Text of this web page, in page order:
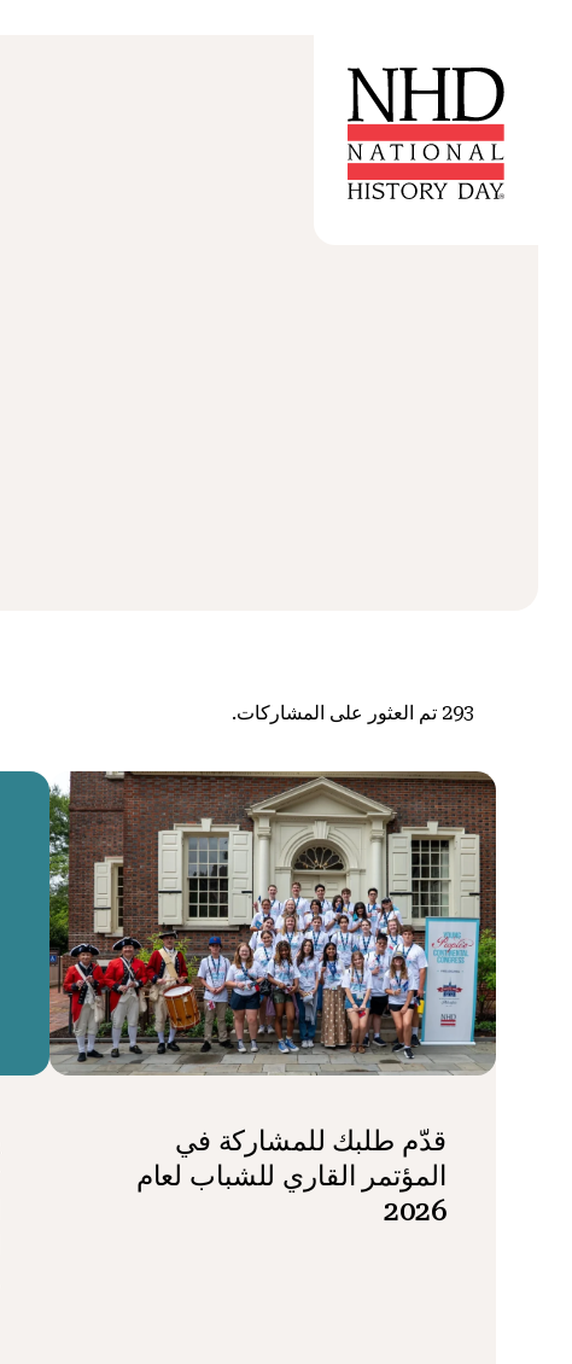
293 تم العثور على المشاركات.
قدّم طلبك للمشاركة في
المؤتمر القاري للشباب لعام
2026